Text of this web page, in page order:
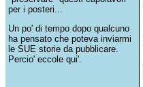
per i posteri...
Un po' di tempo dopo qualcuno
ha pensato che poteva inviarmi
le SUE storie da pubblicare.
Percio' eccole qui'.